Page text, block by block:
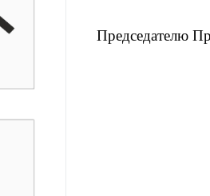
Председателю